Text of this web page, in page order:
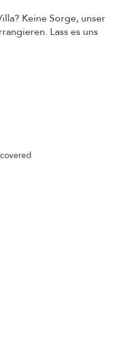
Keine Sorge, unser
Lass es uns